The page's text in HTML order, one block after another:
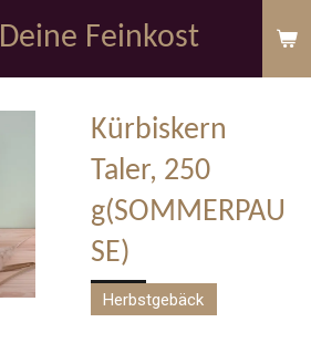
Deine Feinkost
Kürbiskern
Taler, 250
g(SOMMERPAU
SE)
Herbstgebäck